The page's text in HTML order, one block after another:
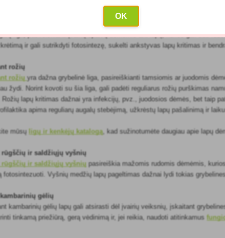
OK
liga, pasireiškianti įvairių spalvų dėmėmis ant lapų, kurios gali būti
ir gali sutrikdyti fotosintezę, sukelti ankstyvas lapų kritimas ir
rožių
rožiųyra dažna grybelinė liga, pasireiškianti tamsiomis ar juodomis
žydi. Norint kovoti su šia liga, gali padėti reguliarus rožių purškimas
Rožių lapų kritimas dažnai yra infekcijų, pvz., juodosios dėmės, bet taip
apima reguliarų augalų stebėjimą, užkrėstų lapų pašalinimą ir
mūsų ligų ir kenkėjų katalogą, kad sužinotumėte daugiau apie lapų
rūgščių ir saldžiųjų vyšnių
rūgščių ir saldžiųjų vyšnių pasireiškia mažomis rudomis dėmėmis,
fotosintezuoti. Vyšnių medžių lapų pageltimas dažnai lydi tokias
gėlių
kambarinių gėlių lapų gali atsirasti dėl įvairių veiksnių, įskaitant
tinkamą priežiūrą, gerą vėdinimą ir, jei reikia, naudoti atitinkamus